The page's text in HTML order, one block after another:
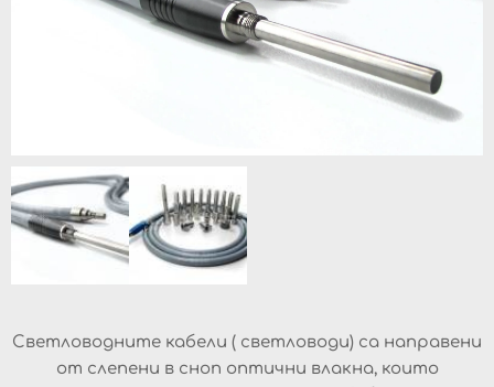
Светловодните кабели ( светловоди) са направени
от слепени в сноп оптични влакна, които